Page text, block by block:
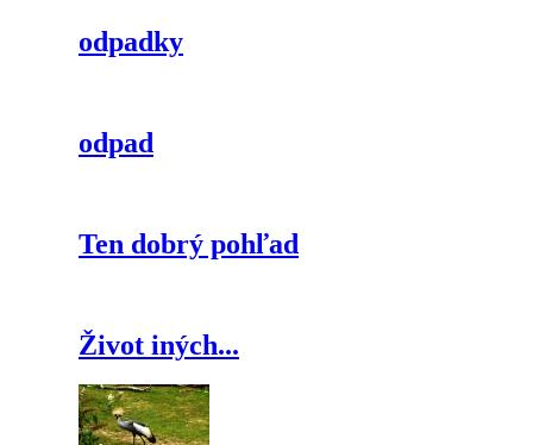
odpadky
odpad
Ten dobrý pohľad
Život iných...